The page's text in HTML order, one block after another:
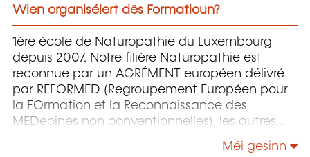
Wien organiséiert dës Formatioun?
1ère école de Naturopathie du Luxembourg
depuis 2007. Notre filière Naturopathie est
reconnue par un AGRÉMENT européen délivré
par REFORMED (Regroupement Européen pour
la FOrmation et la Reconnaissance des
MEDecines non conventionnelles), les autres
Méi gesinn